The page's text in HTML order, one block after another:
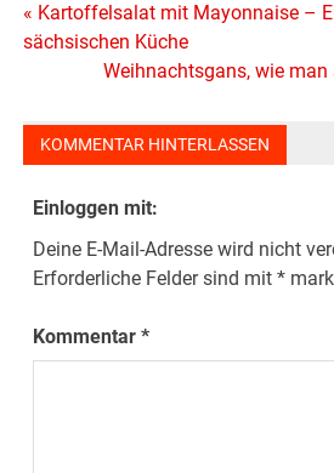
Beitragsnavigation
« Kartoffelsalat mit Mayonnaise –
sächsischen Küche
Weihnachtsgans, wie
KOMMENTAR HINTERLASSEN
Einloggen mit:
Deine E-Mail-Adresse wird nicht
Erforderliche Felder sind mit*
Kommentar*